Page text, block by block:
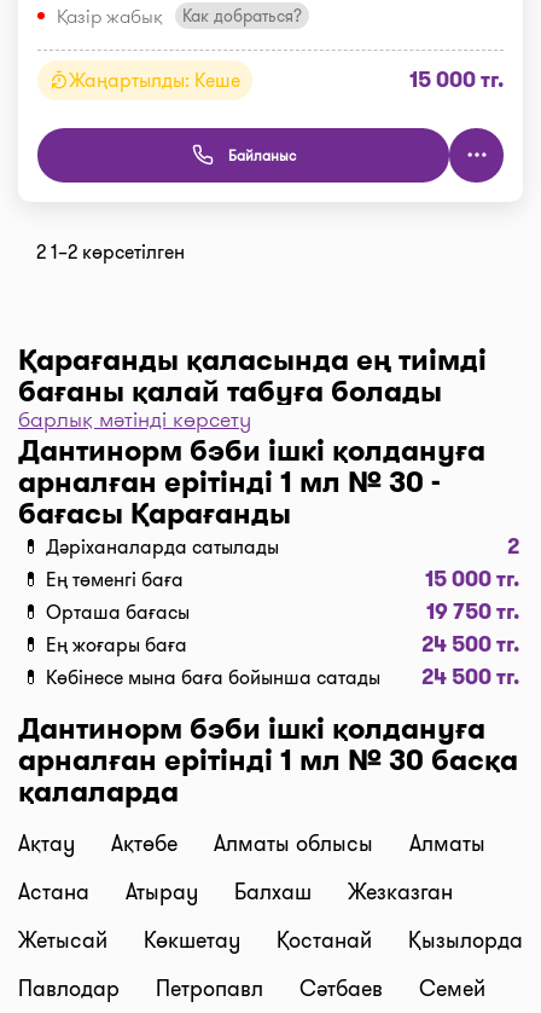
Қазір жабық
Как добраться?
Жаңартылды: Кеше 15 000 тг.
Байланыс
2 1–2 көрсетілген
Қарағанды қаласында ең тиімді
бағаны қалай табуға болады
Дәріханаларды баға бойынша іріктеу үшін “Сүзгі”
түймесін, одан әрі “Бағасы бойынша, 1… бастап
…” және “Таңдау” деген түймені басыңыз.
Дәріханадағы ең төмен баға сіздің алдыңызда. I-
teka сервисінің көмегімен үнемдеңіз!
Жеткізу
Қарағанды қаласында дәрі-дәрмекті тез жеткізу
керек пе? Қажетті дәрілерді “Сатып алу” түймесі
бойынша кәрзеңкеге салып, “Дәріхананы таңдау”
түймесін басып тапсырыс ресімдеңіз, содан соң
біздің курьерлеріміз дәрі-дәрмектерді үйге немесе
жұмысқа тиімді бағалармен жеткізеді. Дәрілерді
жеткізудің орташа бағасы қазіргі сәтте 1500 тг.
бастап 2500 тг. дейін (құны тәуліктің уақытынан
және дәріхана мен жеткізу мекенжайының ара-
қашықтығына байланысты).
Брондау және өзі тасымалдау
ыңғайлы уақытта өзіңіз алып кетуге мүмкіндік
барлық мәтінді көрсету
Дантинорм бэби ішкі қолдануға
арналған ерітінді 1 мл № 30 -
бағасы Қарағанды
💊 Дәріханаларда сатылады 2
💊 Ең төменгі баға 15 000 тг.
💊 Орташа бағасы 19 750 тг.
💊 Ең жоғары баға 24 500 тг.
💊 Көбінесе мына баға бойынша сатады 24 500 тг.
Дантинорм бэби ішкі қолдануға
арналған ерітінді 1 мл № 30 басқа
қалаларда
Ақтау Ақтөбе Алматы облысы
Алматы
Астана
Атырау Балхаш
Жезказган
Жетысай
Көкшетау Қостанай
Қызылорда
Павлодар
Петропавл Сәтбаев
Семей